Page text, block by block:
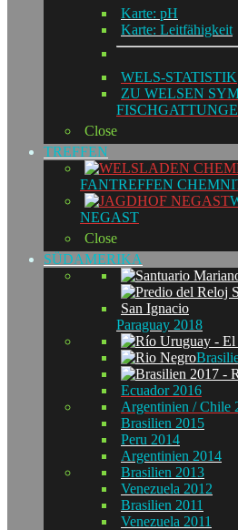
Karte: pH
Karte: Leitfähigkeit
WELS-STATISTIK
ZU WELSEN
Close
TREFFEN
FANTREFFEN
NEGAST
Close
SÜDAMERIKA
Paraguay 2018
Ecuador 2016
Argentinien / Chile
Brasilien 2015
Peru 2014
Argentinien 2014
Brasilien 2013
Venezuela 2012
Brasilien 2011
Venezuela 2011